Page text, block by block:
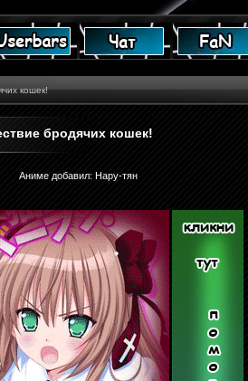
кошек!
бродячих кошек!
Аниме добавил: Нару-тян